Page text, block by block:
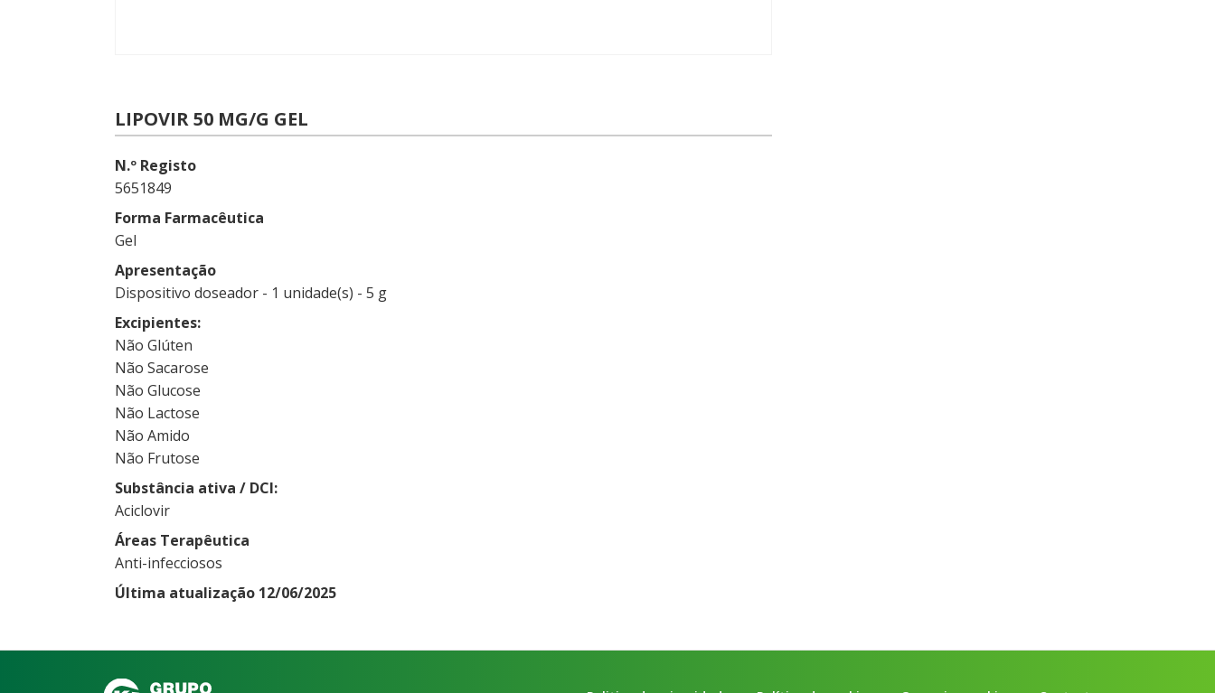
LIPOVIR 50 MG/G GEL
N.º Registo
5651849
Forma Farmacêutica
Gel
Apresentação
Dispositivo doseador - 1 unidade(s) - 5 g
Excipientes
Não Glúten
Não Sacarose
Não Glucose
Não Lactose
Não Amido
Não Frutose
Substância ativa / DCI
Aciclovir
Áreas Terapêutica
Anti-infecciosos
Última atualização 12/06/2025